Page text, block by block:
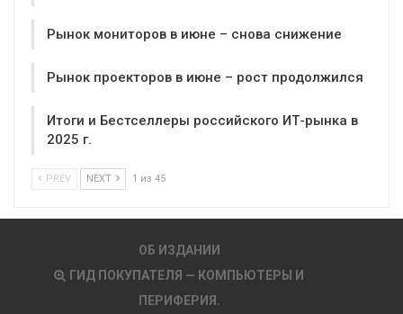
Рынок мониторов в июне – снова снижение
Рынок проекторов в июне – рост продолжился
Итоги и Бестселлеры российского ИТ-рынка в
2025 г.
PREV NEXT 1 из 45
ОБ ИЗДАНИИ
ГИД ПОКУПАТЕЛЯ — КОМПЬЮТЕРЫ И
ПЕРИФЕРИЯ.